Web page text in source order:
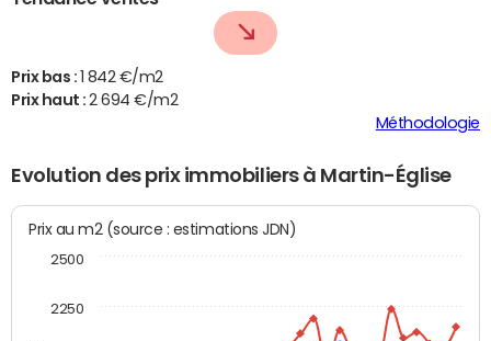
Prix bas :
1 842 €/m2
Prix haut :2 694 €/m2
Méthodologie
Evolution des prix immobiliers à Martin-Église
Prix au m2 (source : estimations JDN)
2250
2500